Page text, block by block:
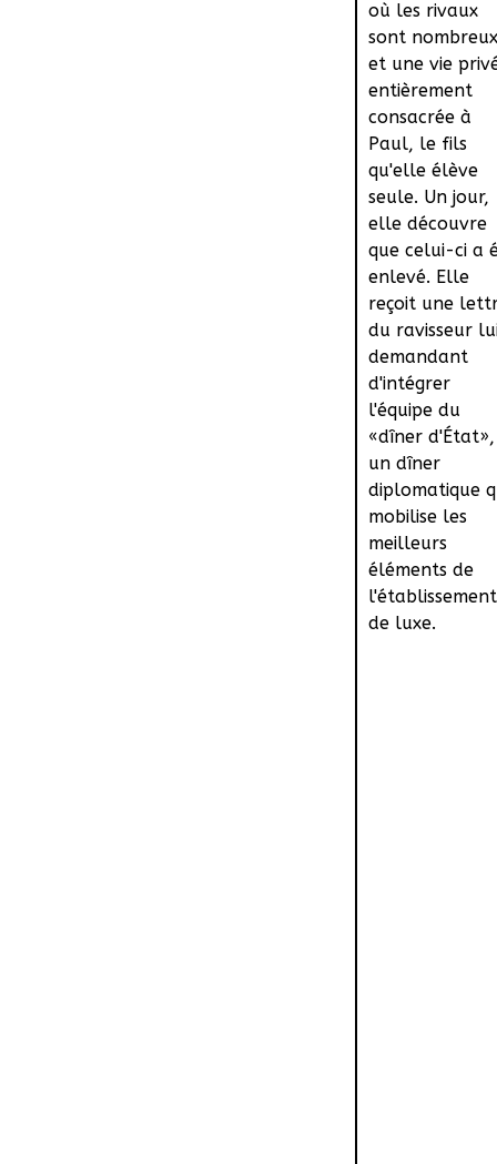
où les rivaux
sont
et une vie
entièrement
consacrée à
Paul, le fils
qu'elle élève
seule. Un jour,
elle découvre
que celui-ci a
enlevé. Elle
reçoit une
du ravisseur
demandant
d'intégrer
l'équipe du
«dîner d'État»,
un dîner
diplomatique
mobilise les
meilleurs
éléments de
l'établissement
de luxe.